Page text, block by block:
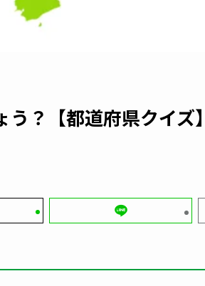
？【都道府県クイズ】